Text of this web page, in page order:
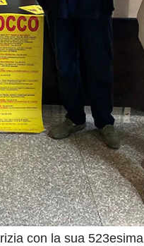
con la sua